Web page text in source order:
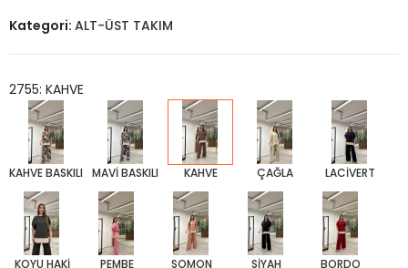
Kategori: ALT-ÜST TAKIM
2755: KAHVE
KAHVE BASKILI MAVİ BASKILI KAHVE ÇAĞLA LACİVERT
KOYU HAKİ PEMBE SOMON SİYAH BORDO